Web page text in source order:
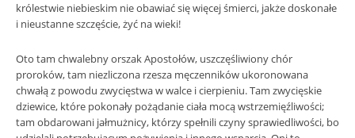
królestwie niebieskim nie obawiać się więcej śmierci, jakże doskonałe
i nieustanne szczęście, żyć na wieki!
Oto tam chwalebny orszak Apostołów, uszczęśliwiony chór
proroków, tam niezliczona rzesza męczenników ukoronowana
chwałą z powodu zwycięstwa w walce i cierpieniu. Tam zwycięskie
dziewice, które pokonały pożądanie ciała mocą wstrzemięźliwości;
tam obdarowani jałmużnicy, którzy spełnili czyny sprawiedliwości, bo